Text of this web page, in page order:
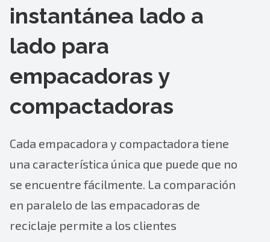
instantánea lado a
lado para
empacadoras y
compactadoras
Cada empacadora y compactadora tiene
una característica única que puede que no
se encuentre fácilmente. La comparación
en paralelo de las empacadoras de
reciclaje permite a los clientes